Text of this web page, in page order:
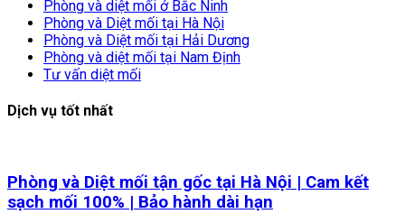
Phòng và diệt mối ở Bắc Ninh
Phòng và Diệt mối tại Hà Nội
Phòng và Diệt mối tại Hải Dương
Phòng và diệt mối tại Nam Định
Tư vấn diệt mối
Dịch vụ tốt nhất
Phòng và Diệt mối tận gốc tại Hà Nội | Cam kết
sạch mối 100% | Bảo hành dài hạn